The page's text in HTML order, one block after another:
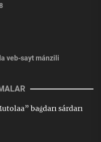
veb-sayt mánzili
baǵdarı sárdarı